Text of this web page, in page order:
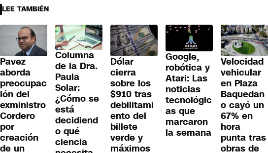
LEE TAMBIÉN
Pavez
aborda
preocupac
ión del
exministro
Cordero
por
creación
de un
Columna
de la Dra.
Paula
Solar:
¿Cómo se
está
decidiend
o qué
ciencia
Dólar
cierra
sobre los
$910 tras
debilitami
ento del
billete
verde y
máximos
Google,
robótica y
Atari: Las
noticias
tecnológic
as que
marcaron
la semana
Velocidad
vehicular
en Plaza
Baquedan
o cayó un
67% en
hora
punta tras
obras de